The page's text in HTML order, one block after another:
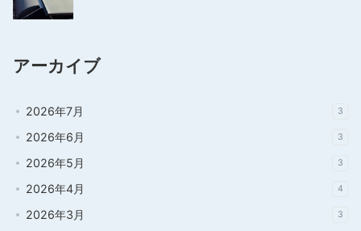
アーカイブ
2026年7月 3
2026年6月 3
2026年5月 3
2026年4月 4
2026年3月 3